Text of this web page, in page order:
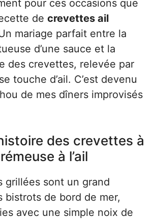
pour ces occasions que
de crevettes ail
mariage parfait entre la
d’une sauce et la
des crevettes, relevée par
touche d’ail. C’est devenu
de mes dîners improvisés
des crevettes à
à l’ail
grillées sont un grand
bistrots de bord de mer,
avec une simple noix de